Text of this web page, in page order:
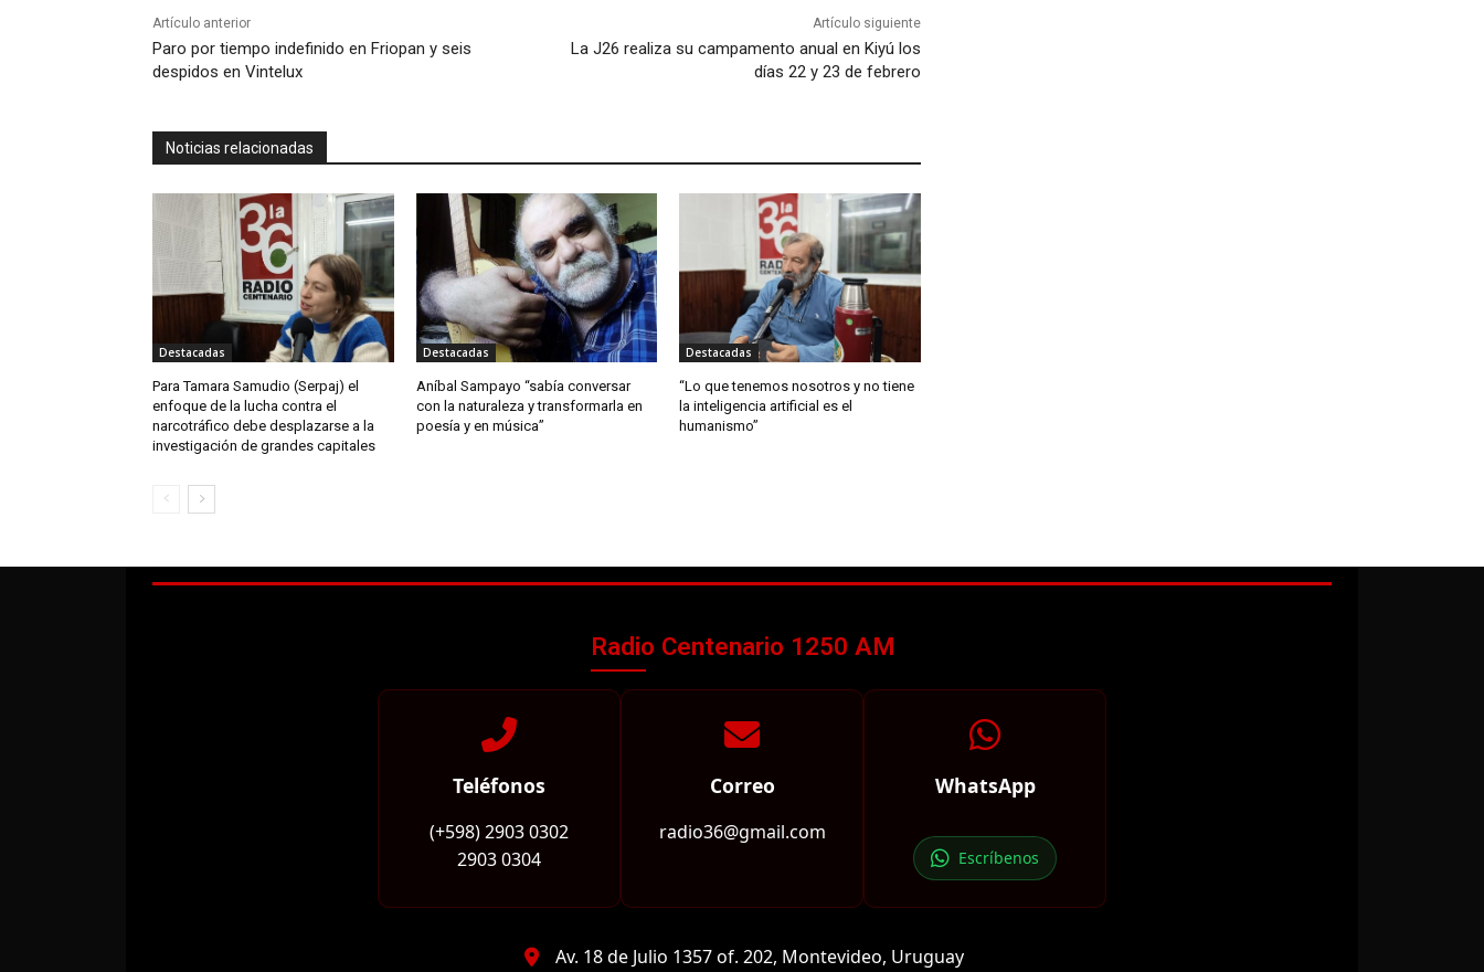
Artículo anterior
Paro por tiempo indefinido en Friopan y seis
despidos en Vintelux
Artículo siguiente
La J26 realiza su campamento anual en Kiyú los
días 22 y 23 de febrero
Noticias relacionadas
Destacadas
Para Tamara Samudio (Serpaj) el
enfoque de la lucha contra el
narcotráfico debe desplazarse a la
investigación de grandes capitales
Destacadas
Aníbal Sampayo “sabía conversar
con la naturaleza y transformarla en
poesía y en música”
Destacadas
“Lo que tenemos nosotros y no tiene
la inteligencia artificial es el
humanismo”
Radio Centenario 1250 AM
Teléfonos
(+598) 2903 0302
2903 0304
Correo
radio36@gmail.com
WhatsApp
Escríbenos
Av. 18 de Julio 1357 of. 202, Montevideo, Uruguay